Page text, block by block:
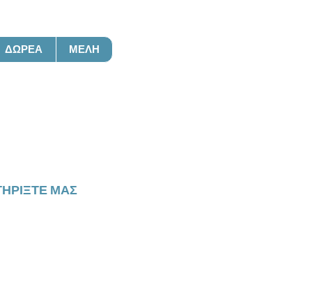
ΔΩΡΕΆ ΜΈΛΗ
ΜΑΣ